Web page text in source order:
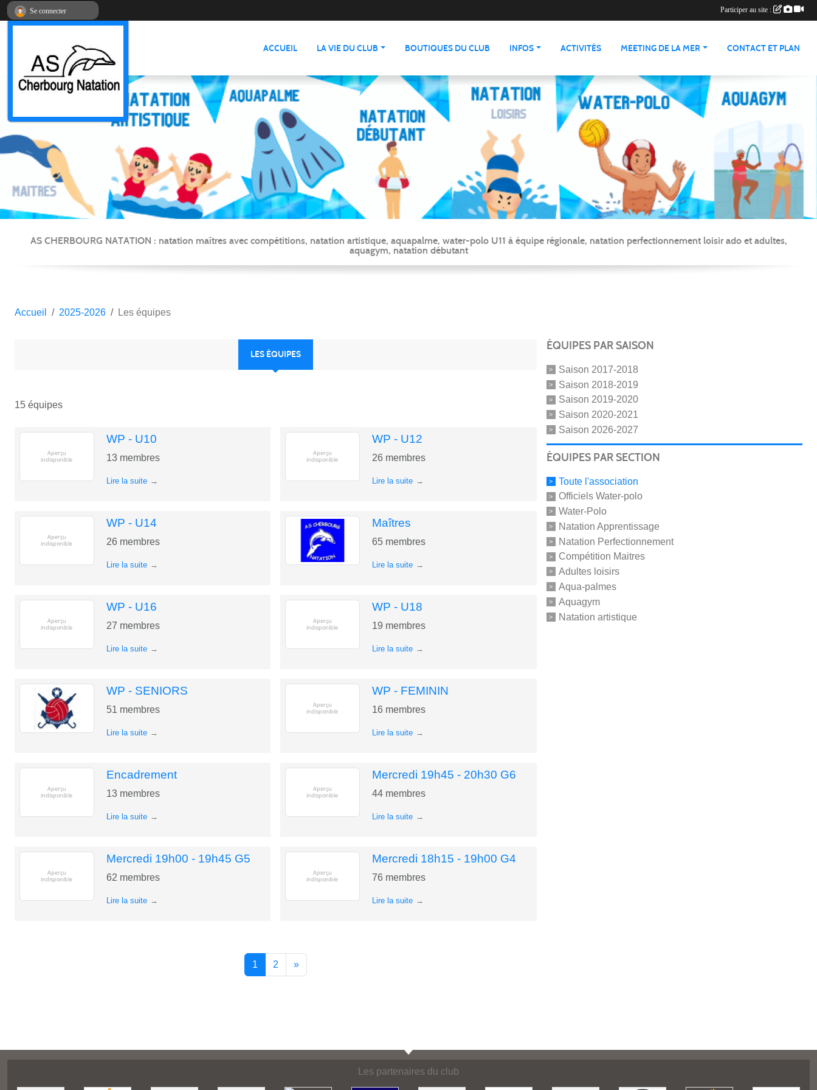
ACCUEIL LA VIE DU CLUB BOUTIQUES DU CLUB INFOS ACTIVITÉS MEETING DE LA MER CONTACT ET PLAN
AS CHERBOURG NATATION : natation maîtres avec compétitions, natation artistique, aquapalme, water-polo U11 à équipe régionale, natation perfectionnement loisir ado et adultes,
aquagym, natation débutant
Accueil 2025-2026 Les équipes
LES ÉQUIPES
15 équipes
WP - U10
13 membres
Lire la suite
WP - U12
26 membres
Lire la suite
WP - U14
26 membres
Lire la suite
Maîtres
65 membres
Lire la suite
WP - U16
27 membres
Lire la suite
WP - U18
19 membres
Lire la suite
WP - SENIORS
51 membres
Lire la suite
WP - FEMININ
16 membres
Lire la suite
Encadrement
13 membres
Lire la suite
Mercredi 19h45 - 20h30 G6
44 membres
Lire la suite
Mercredi 19h00 - 19h45 G5
62 membres
Lire la suite
Mercredi 18h15 - 19h00 G4
76 membres
Lire la suite
1 2 »
ÉQUIPES PAR SAISON
Saison 2017-2018
Saison 2018-2019
Saison 2019-2020
Saison 2020-2021
Saison 2026-2027
ÉQUIPES PAR SECTION
Toute l'association
Officiels Water-polo
Water-Polo
Natation Apprentissage
Natation Perfectionnement
Compétition Maitres
Adultes loisirs
Aqua-palmes
Aquagym
Natation artistique
Les partenaires du club
Se connecter Participer au site :
Panneau de gestion des cookies